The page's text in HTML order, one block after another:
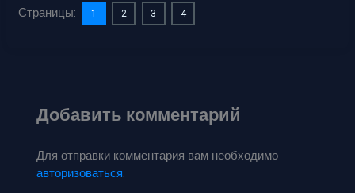
Страницы: 1 2 3 4
Добавить комментарий
Для отправки комментария вам необходимо
авторизоваться.